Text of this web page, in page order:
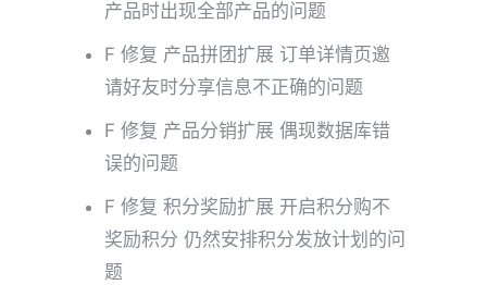
产品时出现全部产品的问题
F 修复 产品拼团扩展 订单详情页邀
请好友时分享信息不正确的问题
F 修复 产品分销扩展 偶现数据库错
误的问题
F 修复 积分奖励扩展 开启积分购不
奖励积分 仍然安排积分发放计划的问
题